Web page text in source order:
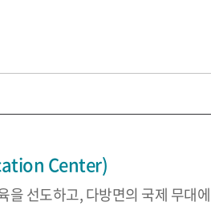
Center)
선도하고, 다방면의 국제 무